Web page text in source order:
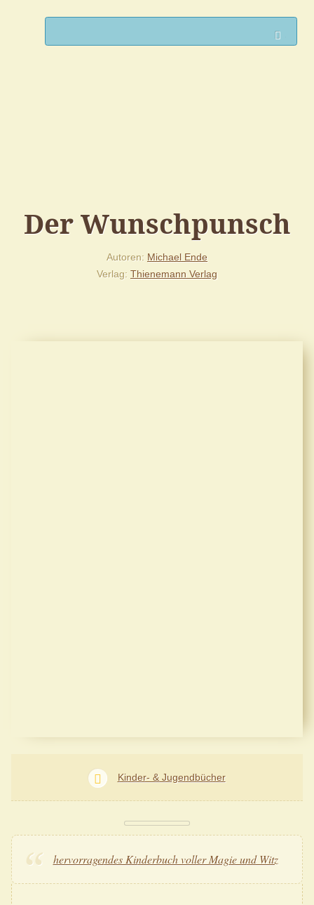
Der Wunschpunsch
Autoren Michael Ende
Verlag Thienemann Verlag
Kinder- & Jugendbücher
hervorragendes Kinderbuch voller Magie und Witz